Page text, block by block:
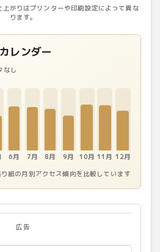
がりはプリンターや印刷設定によって異な
ります。
レンダー
なし
6月 7月 8月 9月 10月 11月 12月
紙の月別アクセス傾向を比較しています
広告